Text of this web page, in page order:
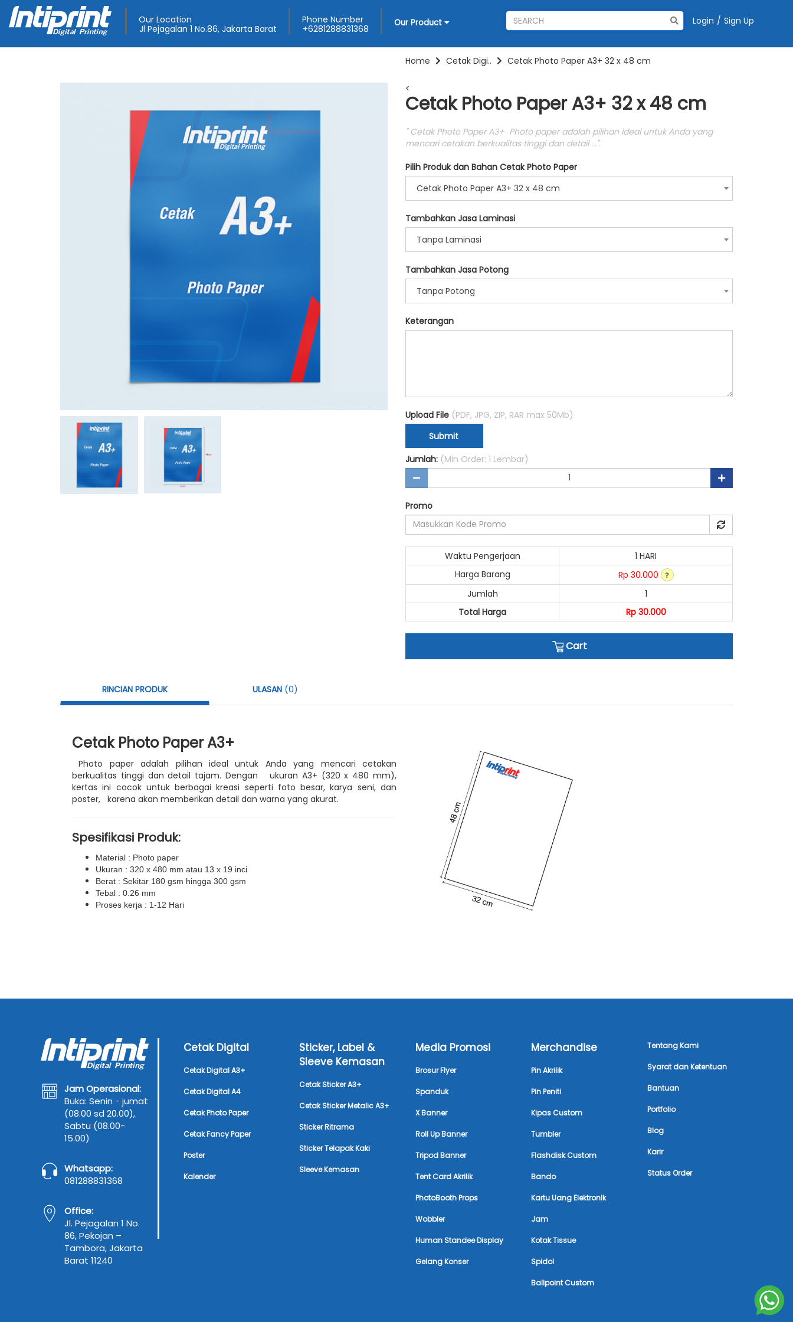
Our Location
Jl Pejagalan 1 No.86, Jakarta Barat
Phone Number
+6281288831368
Our Product Login / Sign Up
Home Cetak Digi.. Cetak Photo Paper A3+ 32 x 48 cm
<
Cetak Photo Paper A3+ 32 x 48 cm
" Cetak Photo Paper A3+ Photo paper adalah pilihan ideal untuk Anda yang
mencari cetakan berkualitas tinggi dan detail ...".
Pilih Produk dan Bahan Cetak Photo Paper
Cetak Photo Paper A3+ 32 x 48 cm
Tambahkan Jasa Laminasi
Tanpa Laminasi
Tambahkan Jasa Potong
Tanpa Potong
Keterangan
Upload File (PDF, JPG, ZIP, RAR max 50Mb)
Submit
Jumlah: (Min Order: 1 Lembar)
Promo
Waktu Pengerjaan
1 HARI
Harga Barang
Rp 30.000
Jumlah
1
Total Harga
Rp 30.000
Cart
RINCIAN PRODUK ULASAN (0)
Cetak Photo Paper A3+
Photo paper adalah pilihan ideal untuk Anda yang mencari cetakan
berkualitas tinggi dan detail tajam. Dengan ukuran A3+ (320 x 480 mm),
kertas ini cocok untuk berbagai kreasi seperti foto besar, karya seni, dan
poster, karena akan memberikan detail dan warna yang akurat.
Spesifikasi Produk:
Material : Photo paper
Ukuran : 320 x 480 mm atau 13 x 19 inci
Berat : Sekitar 180 gsm hingga 300 gsm
Tebal : 0.26 mm
Proses kerja : 1-12 Hari
Jam Operasional:
Buka: Senin - jumat
(08.00 sd 20.00),
Sabtu (08.00-
15.00)
Whatsapp:
081288831368
Office:
Jl. Pejagalan 1 No.
86, Pekojan –
Tambora, Jakarta
Barat 11240
Cetak Digital
Cetak Digital A3+
Cetak Digital A4
Cetak Photo Paper
Cetak Fancy Paper
Poster
Kalender
Sticker, Label &
Sleeve Kemasan
Cetak Sticker A3+
Cetak Sticker Metalic A3+
Sticker Ritrama
Sticker Telapak Kaki
Sleeve Kemasan
Media Promosi
Brosur Flyer
Spanduk
X Banner
Roll Up Banner
Tripod Banner
Tent Card Akrilik
PhotoBooth Props
Wobbler
Human Standee Display
Gelang Konser
Merchandise
Pin Akrilik
Pin Peniti
Kipas Custom
Tumbler
Flashdisk Custom
Bando
Kartu Uang Elektronik
Jam
Kotak Tissue
Spidol
Ballpoint Custom
Tentang Kami
Syarat dan Ketentuan
Bantuan
Portfolio
Blog
Karir
Status Order